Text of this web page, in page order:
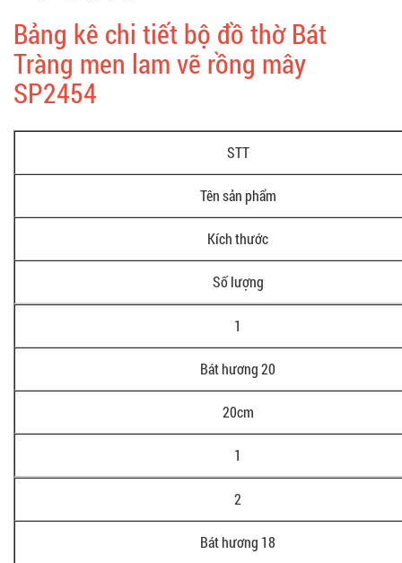
Bảng kê chi tiết bộ đồ thờ Bát
Tràng men lam vẽ rồng mây
SP2454
STT
Tên sản phẩm
Kích thước
Số lượng
1
Bát hương 20
20cm
1
2
Bát hương 18